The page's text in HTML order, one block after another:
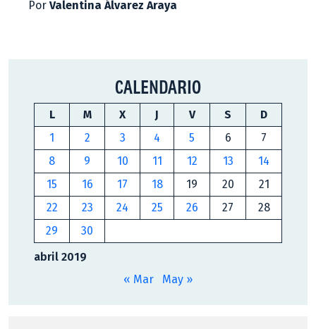
Por Valentina Álvarez Araya
CALENDARIO
abril 2019
L M X J V S
D
1
2 3 4 5 6
7
8
9 10 11 12 13
14
15
16 17 18 19 20
21
22
23 24 25 26 27
28
29
30
« Mar May »